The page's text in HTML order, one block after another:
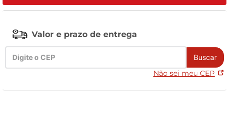
Valor e prazo de entrega
Buscar
Não sei meu CEP